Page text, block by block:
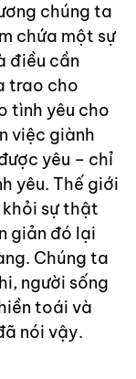
chúng ta
chứa một sự
điều cần
trao cho
tình yêu cho
việc giành
yêu – chỉ
yêu. Thế giới
sự thật
giản đó lại
Chúng ta
người sống
toái và
nói vậy.